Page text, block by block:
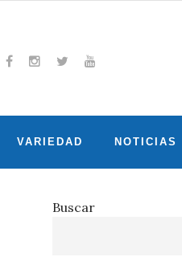
VARIEDAD NOTICIAS
Buscar